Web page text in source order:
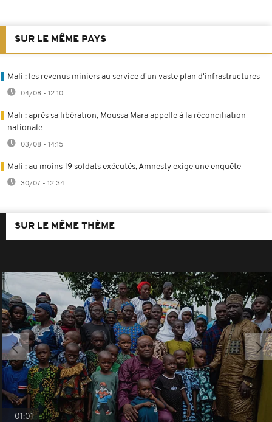
SUR LE MÊME PAYS
Mali : les revenus miniers au service d'un vaste plan d'infrastructures
04/08 - 12:10
Mali : après sa libération, Moussa Mara appelle à la réconciliation
nationale
03/08 - 14:15
Mali : au moins 19 soldats exécutés, Amnesty exige une enquête
30/07 - 12:34
SUR LE MÊME THÈME
01:01